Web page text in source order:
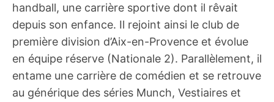
handball, une carrière sportive dont il rêvait
depuis son enfance. Il rejoint ainsi le club de
première division d’Aix-en-Provence et évolue
en équipe réserve (Nationale 2). Parallèlement, il
entame une carrière de comédien et se retrouve
au générique des séries Munch, Vestiaires et